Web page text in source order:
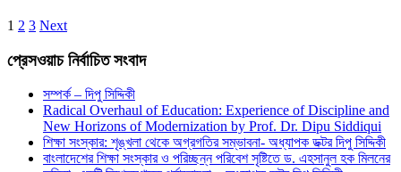
1 2 3 Next
প্রেসওয়াচ নির্বাচিত সংবাদ
সম্পর্ক – দিপু সিদ্দিকী
Radical Overhaul of Education: Experience of Discipline and
New Horizons of Modernization by Prof. Dr. Dipu Siddiqui
শিক্ষা সংস্কার: শৃঙ্খলা থেকে অগ্রগতির সম্ভাবনা- অধ্যাপক ডক্টর দিপু সিদ্দিকী
বাংলাদেশের শিক্ষা সংস্কার ও পরিচ্ছন্ন পরিবেশ সৃষ্টিতে ড. এহসানুল হক মিলনের